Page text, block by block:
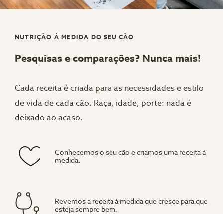
NUTRIÇÃO À MEDIDA DO SEU CÃO
Pesquisas e comparações? Nunca mais!
Cada receita é criada para as necessidades e estilo
de vida de cada cão. Raça, idade, porte: nada é
deixado ao acaso.
Conhecemos o seu cão e criamos uma receita à
medida.
Revemos a receita à medida que cresce para que
esteja sempre bem.